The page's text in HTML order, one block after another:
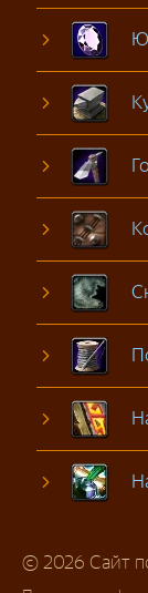
© 2026 Сайт